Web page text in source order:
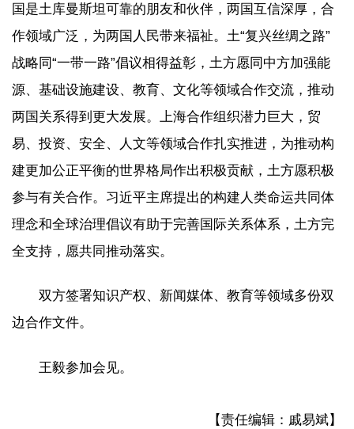
国是土库曼斯坦可靠的朋友和伙伴，两国互信深厚，合
作领域广泛，为两国人民带来福祉。土“复兴丝绸之路”
战略同“一带一路”倡议相得益彰，土方愿同中方加强能
源、基础设施建设、教育、文化等领域合作交流，推动
两国关系得到更大发展。上海合作组织潜力巨大，贸
易、投资、安全、人文等领域合作扎实推进，为推动构
建更加公正平衡的世界格局作出积极贡献，土方愿积极
参与有关合作。习近平主席提出的构建人类命运共同体
理念和全球治理倡议有助于完善国际关系体系，土方完
全支持，愿共同推动落实。
双方签署知识产权、新闻媒体、教育等领域多份双
边合作文件。
王毅参加会见。
【责任编辑：戚易斌】